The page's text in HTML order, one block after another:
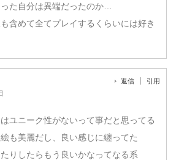
た自分は異端だったのか…
含めて全てプレイするくらいには好き
返信 引用
ユニーク性がないって事だと思ってる
も美麗だし、良い感じに纏ってた
りしたらもう良いかなってなる系